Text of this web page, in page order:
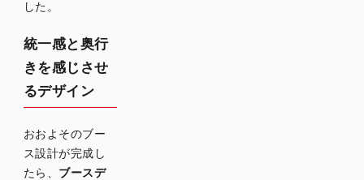
した。
統一感と奥行
きを感じさせ
るデザイン
おおよそのブー
ス設計が完成し
たら、 ブースデ